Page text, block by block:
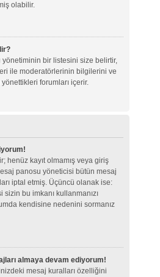
olabilir.
yönetiminin bir listesini size belirtir,
ile moderatörlerinin bilgilerini ve
forumları içerir.
henüz kayıt olmamış veya giriş
panosu yöneticisi bütün mesaj
iptal etmiş. Üçüncü olanak ise:
bu imkanı kullanmanızı
kendisine nedenini sormanız
almaya devam ediyorum!
mesaj kuralları özelliğini